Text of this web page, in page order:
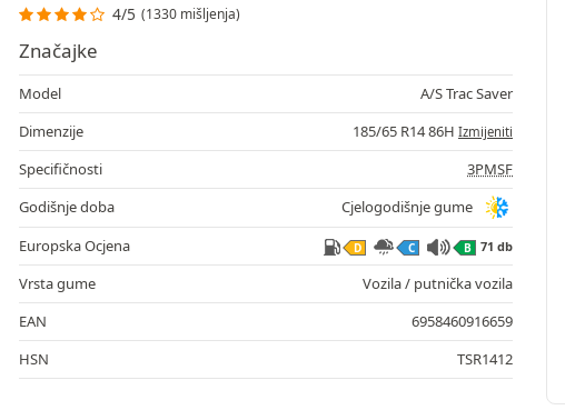
4/5 (1330 mišljenja)
Značajke
Model
A/S Trac Saver
Dimenzije
185/65 R14 86H Izmijeniti
Specifičnosti
3PMSF
Godišnje doba
Cjelogodišnje gume
Europska Ocjena
D C B 71 db
Vrsta gume
Vozila / putnička vozila
EAN
6958460916659
HSN
TSR1412